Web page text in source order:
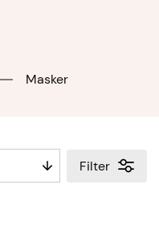
Masker
Filter